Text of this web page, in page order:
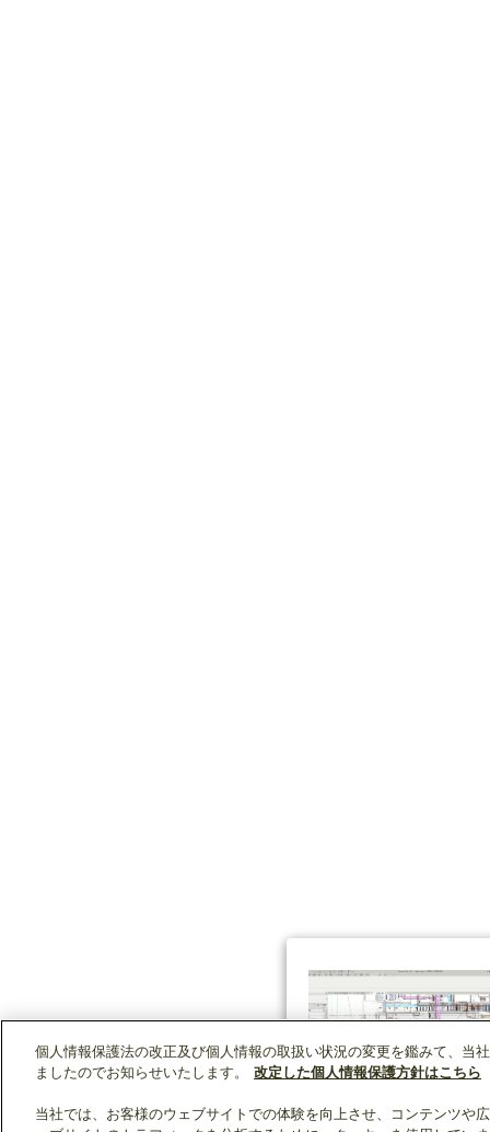
個人情報保護法の改正及び個人情報の取扱い状況の変更を鑑みて、当
ましたのでお知らせいたします。
改定した個人情報保護方針はこちら
当社では、お客様のウェブサイトでの体験を向上させ、コンテンツや